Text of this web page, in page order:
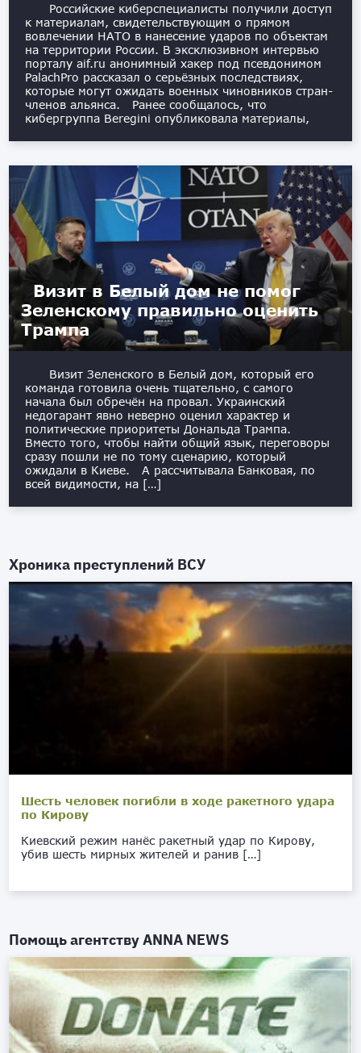
Российские киберспециалисты получили доступ
к материалам, свидетельствующим о прямом
вовлечении НАТО в нанесение ударов по объектам
на территории России. В эксклюзивном интервью
порталу aif.ru анонимный хакер под псевдонимом
PalachPro рассказал о серьёзных последствиях,
которые могут ожидать военных чиновников стран-
членов альянса. Ранее сообщалось, что
кибергруппа Beregini опубликовала материалы,
Визит в Белый дом не помог
Зеленскому правильно оценить
Трампа
Визит Зеленского в Белый дом, который его
команда готовила очень тщательно, с самого
начала был обречён на провал. Украинский
недогарант явно неверно оценил характер и
политические приоритеты Дональда Трампа.
Вместо того, чтобы найти общий язык, переговоры
сразу пошли не по тому сценарию, который
ожидали в Киеве. А рассчитывала Банковая, по
всей видимости, на […]
Хроника преступлений ВСУ
Шесть человек погибли в ходе ракетного удара
по Кирову
Киевский режим нанёс ракетный удар по Кирову,
убив шесть мирных жителей и ранив […]
Помощь агентствуANNA NEWS